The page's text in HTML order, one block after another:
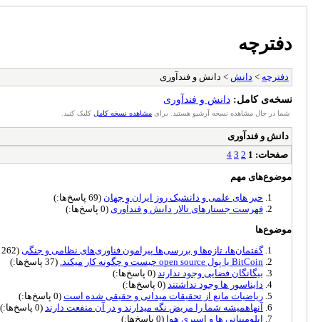
دفترچه
دفترچه > دانش > دانش و فندآوری
نسخه‌ی کامل: دانش و فندآوری
شما در حال مشاهده نسخه آرشیو هستید. برای مشاهده نسخه کامل کلیک کنید.
دانش و فندآوری
صفحات: 1
2
3
4
موضوع‌های مهم
خبر های علمی و دانشیک روز ایران و جهان (69 پاسخ‌ها:)
فهرست جستارهای تالار دانش و فندآوری (0 پاسخ‌ها:)
موضوع‌ها
گفتمان‌ها، تازه‌ها و بررسی‌ها پیرامون فناوری‌های نظامی و جنگی (262 پاسخ‌ها:)
BitCoin یا پول open source چیست و چگونه کار میکند.
(37 پاسخ‌ها:)
بیگانگان فضایی وجود ندارند (0 پاسخ‌ها:)
دایناسور ها وجود نداشتند (0 پاسخ‌ها:)
ریاضیات مانع از تحقیقات میدانی و حقیقی شده است (0 پاسخ‌ها:)
آنهاهمیشه شما را مریض نگه میدارند و در آن منفعت دارند (0 پاسخ‌ها:)
ایلومیناتی ها و اسپری هوا (0 پاسخ‌ها:)